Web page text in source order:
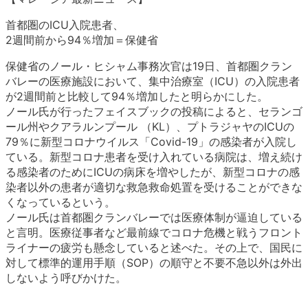
首都圏のICU入院患者、
2週間前から94％増加＝保健省
保健省のノール・ヒシャム事務次官は19日、首都圏クラン
バレーの医療施設において、集中治療室（ICU）の入院患者
が2週間前と比較して94％増加したと明らかにした。
ノール氏が行ったフェイスブックの投稿によると、セランゴ
ール州やクアラルンプール （KL）、プトラジャヤのICUの
79％に新型コロナウイルス「Covid-19」の感染者が入院し
ている。新型コロナ患者を受け入れている病院は、増え続け
る感染者のためにICUの病床を増やしたが、新型コロナの感
染者以外の患者が適切な救急救命処置を受けることができな
くなっているという。
ノール氏は首都圏クランバレーでは医療体制が逼迫している
と言明。医療従事者など最前線でコロナ危機と戦うフロント
ライナーの疲労も懸念していると述べた。その上で、国民に
対して標準的運用手順（SOP）の順守と不要不急以外は外出
しないよう呼びかけた。